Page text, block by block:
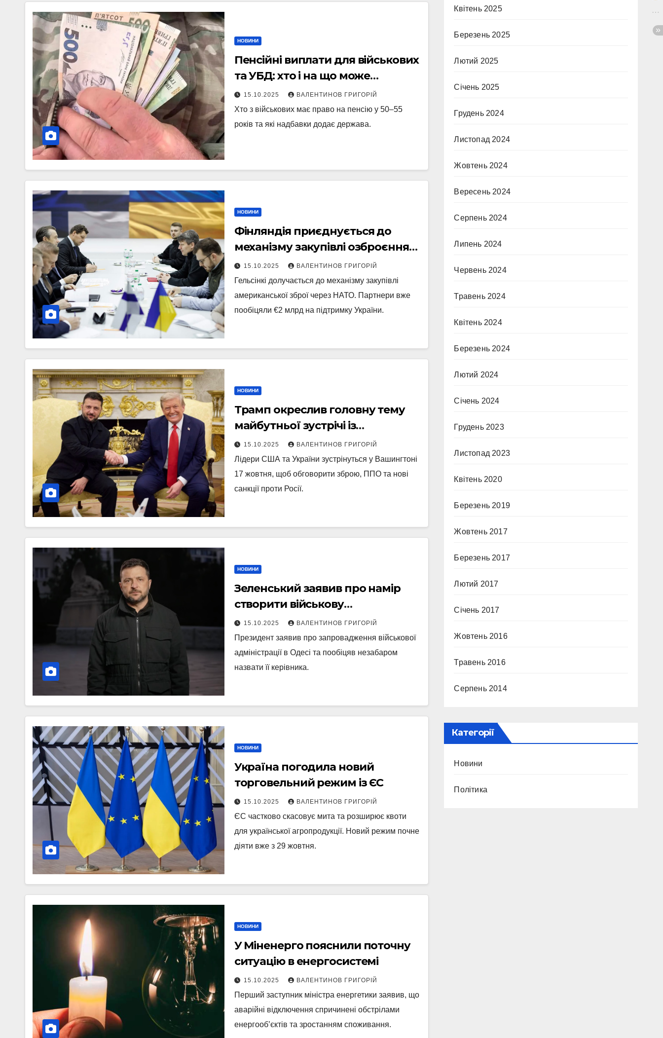
НОВИНИ
Пенсійні виплати для військових
та УБД: хто і на що може
розраховувати
15.10.2025 ВАЛЕНТИНОВ ГРИГОРІЙ
Хто з військових має право на пенсію у 50–55
років та які надбавки додає держава.
НОВИНИ
Фінляндія приєднується до
механізму закупівлі озброєння
для України через PURL
15.10.2025 ВАЛЕНТИНОВ ГРИГОРІЙ
Гельсінкі долучається до механізму закупівлі
американської зброї через НАТО. Партнери вже
пообіцяли €2 млрд на підтримку України.
НОВИНИ
Трамп окреслив головну тему
майбутньої зустрічі із
Зеленським у Вашингтоні
15.10.2025 ВАЛЕНТИНОВ ГРИГОРІЙ
Лідери США та України зустрінуться у Вашингтоні
17 жовтня, щоб обговорити зброю, ППО та нові
санкції проти Росії.
НОВИНИ
Зеленський заявив про намір
створити військову
адміністрацію в Одесі
15.10.2025 ВАЛЕНТИНОВ ГРИГОРІЙ
Президент заявив про запровадження військової
адміністрації в Одесі та пообіцяв незабаром
назвати її керівника.
НОВИНИ
Україна погодила новий
торговельний режим із ЄС
15.10.2025 ВАЛЕНТИНОВ ГРИГОРІЙ
ЄС частково скасовує мита та розширює квоти
для української агропродукції. Новий режим почне
діяти вже з 29 жовтня.
НОВИНИ
У Міненерго пояснили поточну
ситуацію в енергосистемі
15.10.2025 ВАЛЕНТИНОВ ГРИГОРІЙ
Перший заступник міністра енергетики заявив, що
аварійні відключення спричинені обстрілами
енергооб’єктів та зростанням споживання.
Квітень 2025
Березень 2025
Лютий 2025
Січень 2025
Грудень 2024
Листопад 2024
Жовтень 2024
Вересень 2024
Серпень 2024
Липень 2024
Червень 2024
Травень 2024
Квітень 2024
Березень 2024
Лютий 2024
Січень 2024
Грудень 2023
Листопад 2023
Квітень 2020
Березень 2019
Жовтень 2017
Березень 2017
Лютий 2017
Січень 2017
Жовтень 2016
Травень 2016
Серпень 2014
Категорії
Новини
Політика